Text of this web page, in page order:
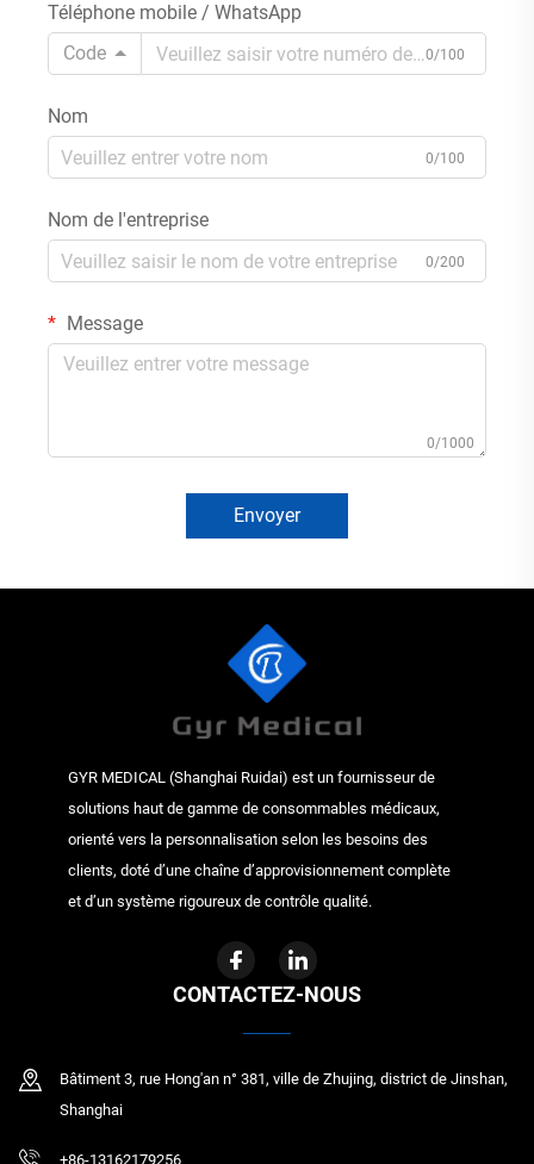
Téléphone mobile / WhatsApp
Code
0/100
Nom
0/100
Nom de l'entreprise
0/200
Message
0/1000
Envoyer
GYR MEDICAL (Shanghai Ruidai) est un fournisseur de
solutions haut de gamme de consommables médicaux,
orienté vers la personnalisation selon les besoins des
clients, doté d’une chaîne d’approvisionnement complète
et d’un système rigoureux de contrôle qualité.
CONTACTEZ-NOUS
Bâtiment 3, rue Hong'an n° 381, ville de Zhujing, district de Jinshan,
Shanghai
+86-13162179256